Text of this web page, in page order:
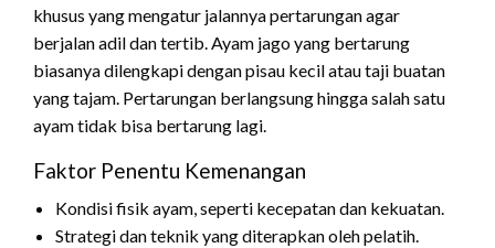
khusus yang mengatur jalannya pertarungan agar
berjalan adil dan tertib. Ayam jago yang bertarung
biasanya dilengkapi dengan pisau kecil atau taji buatan
yang tajam. Pertarungan berlangsung hingga salah satu
ayam tidak bisa bertarung lagi.
Faktor Penentu Kemenangan
Kondisi fisik ayam, seperti kecepatan dan kekuatan.
Strategi dan teknik yang diterapkan oleh pelatih.